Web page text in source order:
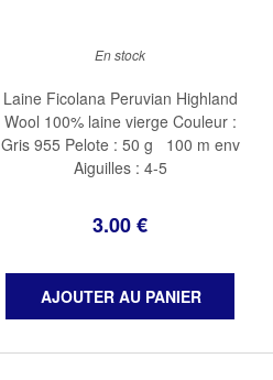
3.00€
En stock
Laine Ficolana Peruvian Highland
Wool 100% laine vierge Couleur :
Gris 955 Pelote : 50 g 100 m env
Aiguilles : 4-5